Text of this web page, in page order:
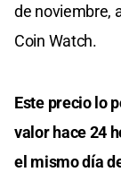
de noviembre,
Coin Watch.
Este precio lo
valor hace 24
el mismo día